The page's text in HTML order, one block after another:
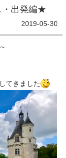
出発編★
2019-05-30
てきました